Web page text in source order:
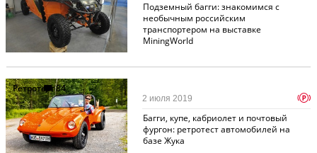
Подземный багги: знакомимся с
необычным российским
транспортером на выставке
MiningWorld
Ретротест84
Багги, купе, кабриолет и почтовый
фургон: ретротест автомобилей на
базе Жука
2 июля 2019 p